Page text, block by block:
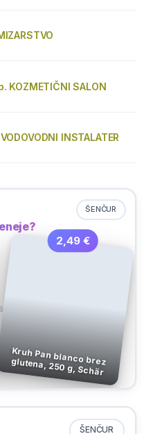
KOZMETIČNI SALON
INSTALATER
ŠENČUR
2,49 €
Kruh Pan blanco brez glutena, 250 g, Schär
ŠENČUR